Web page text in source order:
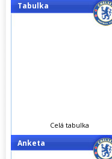
Tabulka
Celá tabulka
Anketa